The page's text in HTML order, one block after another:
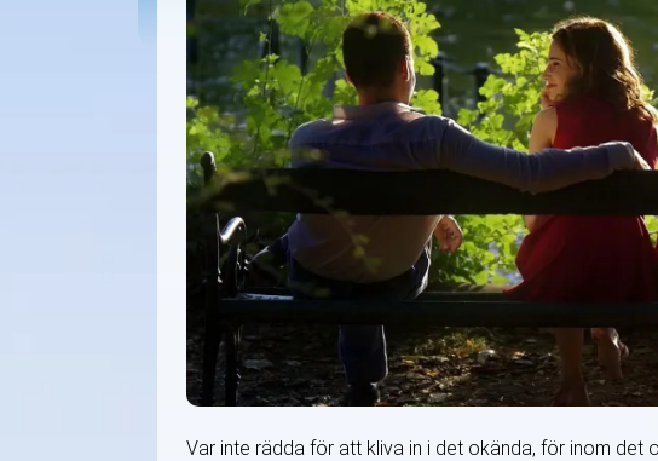
Var inte rädda för att kliva in i det okända, för inom